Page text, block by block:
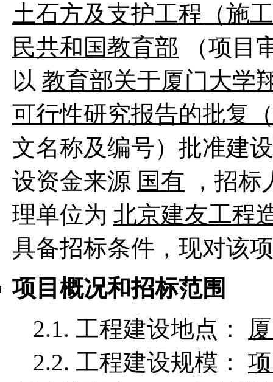
土石方及支护工程（施
民共和国教育部 （项目
以 教育部关于厦门大学
可行性研究报告的批复
文名称及编号）批准建
设资金来源 国有 ，招
理单位为 北京建友工程
具备招标条件，现对该
项目概况和招标范围
2.1. 工程建设地点：
2.2. 工程建设规模：